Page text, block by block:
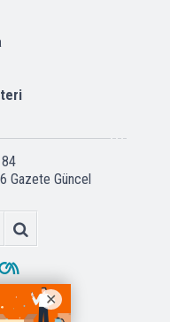
Gazete Güncel